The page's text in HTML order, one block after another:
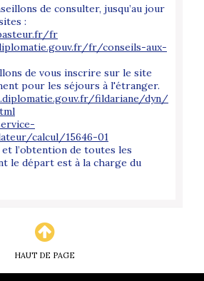
de consulter, jusqu’au jour
:
fr
fr/conseils-aux-
de vous inscrire sur le site
pour les séjours à l'étranger.
fildariane/dyn/
calcul/15646-01
l’obtention de toutes les
le départ est à la charge du
HAUT DE PAGE